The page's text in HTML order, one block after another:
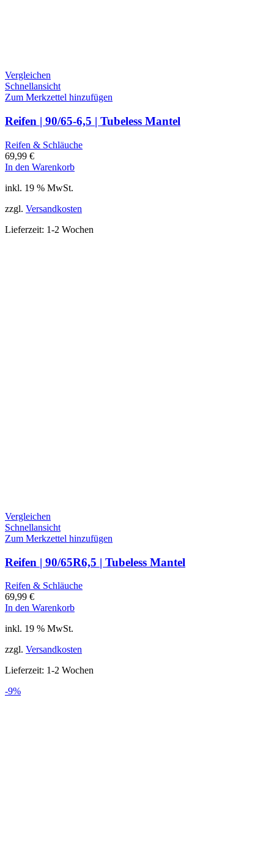
Vergleichen
Schnellansicht
Zum Merkzettel hinzufügen
Reifen | 90/65-6,5 | Tubeless Mantel
Reifen & Schläuche
69,99 €
In den Warenkorb
inkl. 19 % MwSt.
zzgl. Versandkosten
Lieferzeit: 1-2 Wochen
Vergleichen
Schnellansicht
Zum Merkzettel hinzufügen
Reifen | 90/65R6,5 | Tubeless Mantel
Reifen & Schläuche
69,99 €
In den Warenkorb
inkl. 19 % MwSt.
zzgl. Versandkosten
Lieferzeit: 1-2 Wochen
-9%